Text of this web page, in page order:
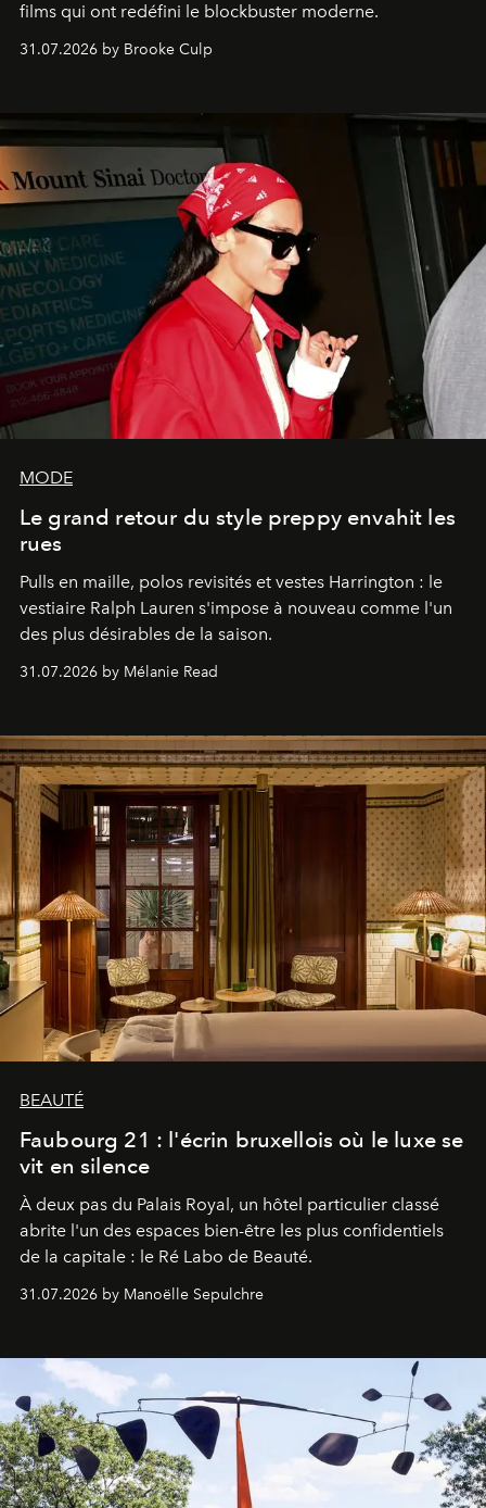
films qui ont redéfini le blockbuster moderne.
31.07.2026 by Brooke Culp
MODE
Le grand retour du style preppy envahit les
rues
Pulls en maille, polos revisités et vestes Harrington : le
vestiaire Ralph Lauren s'impose à nouveau comme l'un
des plus désirables de la saison.
31.07.2026 by Mélanie Read
BEAUTÉ
Faubourg 21 : l'écrin bruxellois où le luxe se
vit en silence
À deux pas du Palais Royal, un hôtel particulier classé
abrite l'un des espaces bien-être les plus confidentiels
de la capitale : le Ré Labo de Beauté.
31.07.2026 by Manoëlle Sepulchre